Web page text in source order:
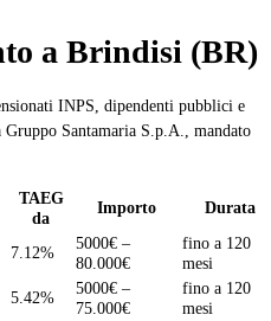
a Brindisi (BR)
INPS, dipendenti pubblici e
Santamaria S.p.A., mandato
TAEG
da
Importo Durata
7.12%
5000€ –
80.000€
fino a 120
mesi
5.42%
5000€ –
75.000€
fino a 120
mesi